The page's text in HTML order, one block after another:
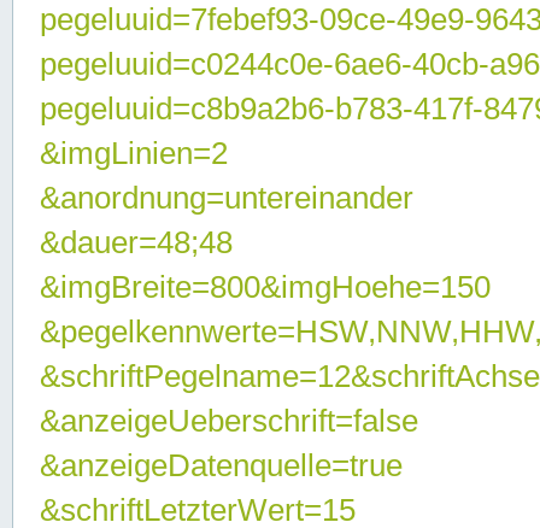
pegeluuid=7febef93-09ce-49e9-
pegeluuid=c0244c0e-6ae6-40cb-
pegeluuid=c8b9a2b6-b783-417f-
&imgLinien=2
&anordnung=untereinander
&dauer=48;48
&imgBreite=800&imgHoehe=150
&anzeigeUeberschrift=false
&anzeigeDatenquelle=true
&schriftLetzterWert=15